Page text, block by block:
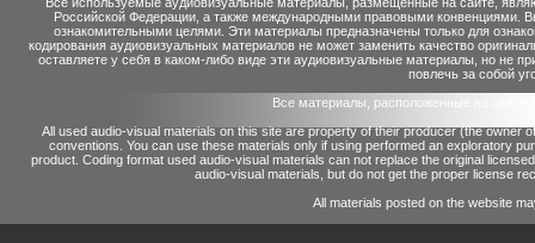
Российской Федерации, а также международными правовыми конвенциями.
ознакомительными целями. Эти материалы предназначены только для
кодирования аудиовизуальных материалов не может заменить качество
оставляете у себя в каком-либо виде эти аудиовизуальные материалы, но не
повлечь за собой
Все материалы, расположенные на сайте
All used audio-visual materials on this site are property of their producer (the owner
conventions. You can use these materials only if using performed an exploratory
product. Coding format used audio-visual materials can not replace the original
audio-visual materials, but do not get the proper license
All materials posted on the website